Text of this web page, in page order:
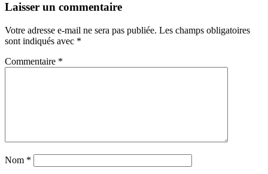
Laisser un commentaire
Votre adresse e-mail ne sera pas publiée. Les champs obligatoires
sont indiqués avec *
Commentaire *
Nom *